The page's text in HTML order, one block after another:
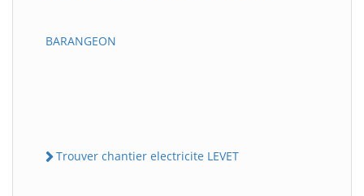
BARANGEON
Trouver chantier electricite LEVET